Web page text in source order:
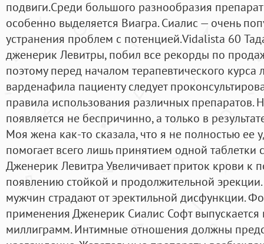
подвиги.Среди большого разнообразия
особенно выделяется Виагра. Сиалис — очень
устранения проблем с потенцией.Vidalista 60
дженерик Левитры, побил все рекорды по
поэтому перед началом терапевтического
варденафила пациенту следует
правила использования различных препаратов.
появляется не беспричинно, а только в
Моя жена как-то сказала, что я не полностью ее
помогает всего лишь принятием одной таблетки
Дженерик Левитра Увеличивает приток крови к
появлению стойкой и продолжительной
мужчин страдают от эректильной дисфункции.
применения Дженерик Сиалис Софт выпускается
миллиграмм. Интимные отношения должны